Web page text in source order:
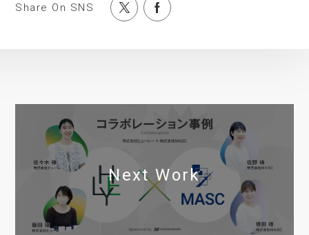
Share On SNS
Next Work